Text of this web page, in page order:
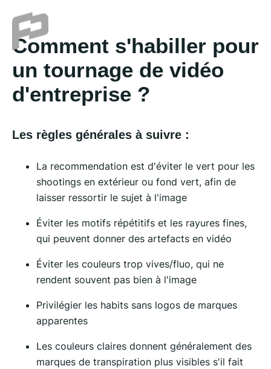
Comment s'habiller pour
un tournage de vidéo
d'entreprise ?
Les règles générales à suivre :
La recommendation est d'éviter le vert pour les
shootings en extérieur ou fond vert, afin de
laisser ressortir le sujet à l'image
Éviter les motifs répétitifs et les rayures fines,
qui peuvent donner des artefacts en vidéo
Éviter les couleurs trop vives/fluo, qui ne
rendent souvent pas bien à l'image
Privilégier les habits sans logos de marques
apparentes
Les couleurs claires donnent généralement des
marques de transpiration plus visibles s'il fait